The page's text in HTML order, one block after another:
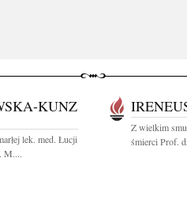
KUNZ
lek. med. Łucji
M....
Z wielkim
śmierci Prof.